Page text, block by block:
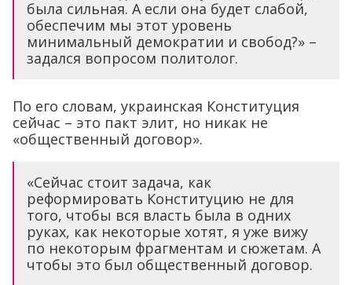
была сильная. А если она будет слабой,
обеспечим мы этот уровень
минимальный демократии и свобод?» –
задался вопросом политолог.
По его словам, украинская Конституция
сейчас – это пакт элит, но никак не
«общественный договор».
«Сейчас стоит задача, как
реформировать Конституцию не для
того, чтобы вся власть была в одних
руках, как некоторые хотят, я уже вижу
по некоторым фрагментам и сюжетам. А
чтобы это был общественный договор.